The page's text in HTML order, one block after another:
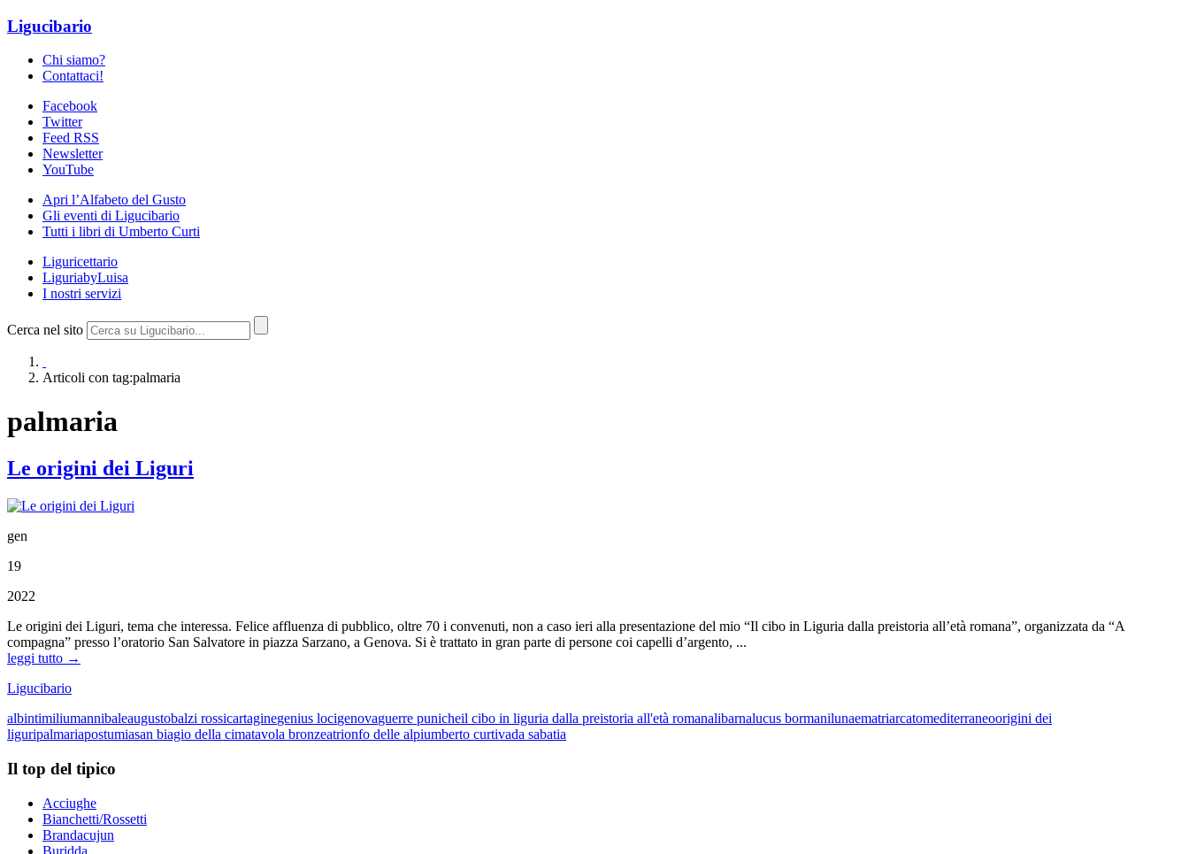
Ligucibario
Chi siamo?
Contattaci!
Facebook
Twitter
Feed RSS
Newsletter
YouTube
Apri l’Alfabeto del Gusto
Gli eventi di Ligucibario
Tutti i libri di Umberto Curti
Liguricettario
LiguriabyLuisa
I nostri servizi
Cerca nel sito
Articoli con tag:palmaria
palmaria
Le origini dei Liguri
gen
19
2022
Le origini dei Liguri, tema che interessa. Felice affluenza di pubblico, oltre 70 i convenuti, non a caso ieri alla presentazione del mio “Il cibo in Liguria dalla preistoria all’età romana”, organizzata da “A
compagna” presso l’oratorio San Salvatore in piazza Sarzano, a Genova. Si è trattato in gran parte di persone coi capelli d’argento, ...
leggi tutto →
Ligucibario
albintimiliumannibaleaugustobalzi rossicartaginegenius locigenovaguerre punicheil cibo in liguria dalla preistoria all'età romanalibarnalucus bormanilunaematriarcatomediterraneoorigini dei
liguripalmariapostumiasan biagio della cimatavola bronzeatrionfo delle alpiumberto curtivada sabatia
Il top del tipico
Acciughe
Bianchetti/Rossetti
Brandacujun
Buridda